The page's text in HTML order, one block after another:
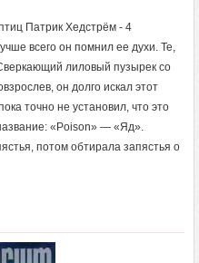
Патрик Хедстрём - 4
всего он помнил ее духи. Те,
лиловый пузырек со
он долго искал этот
точно не установил, что это
«Poison» — «Яд».
потом обтирала запястья о